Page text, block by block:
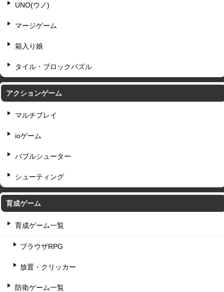
UNO(ウノ)
マージゲーム
箱入り娘
タイル・ブロックパズル
アクションゲーム
マルチプレイ
ioゲーム
バブルシューター
シューティング
育成ゲーム
育成ゲーム一覧
ブラウザRPG
放置・クリッカー
防衛ゲーム一覧